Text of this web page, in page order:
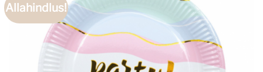
Allahindlus!